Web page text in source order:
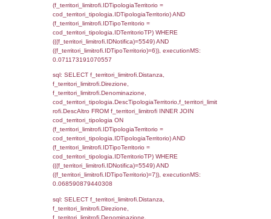
f_confini INNER JOIN ((el_comuni INNER
ON el_comuni.IstProvincia =
INNER JOIN el_regioni ON
el_regioni.IstRegione) ON
el_comuni.IstComune WHERE
(((f_confini.IDNotifica)=5549));,
0.00072407722473145
sql: SELECT
SEPARATOR '; ') AS DescAltro,
f_territori_limitrofi INNER JOIN
(f_territori_limitrofi.IDTipologiaTerritorio =
cod_territori_tipologia.IDTipologiaTerritorio
f_territori_limitrofi.IDTipoTerritorio =
cod_territori_tipologia.IDTerritorioTP )